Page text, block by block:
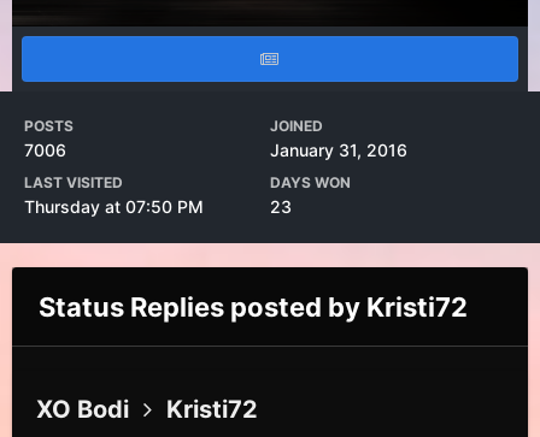
POSTS
7006
JOINED
January 31, 2016
LAST VISITED
Thursday at 07:50 PM
DAYS WON
23
Status Replies posted by Kristi72
XO Bodi Kristi72